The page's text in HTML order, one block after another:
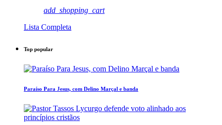
add_shopping_cart
Lista Completa
Top popular
Paraíso Para Jesus, com Delino Marçal e banda